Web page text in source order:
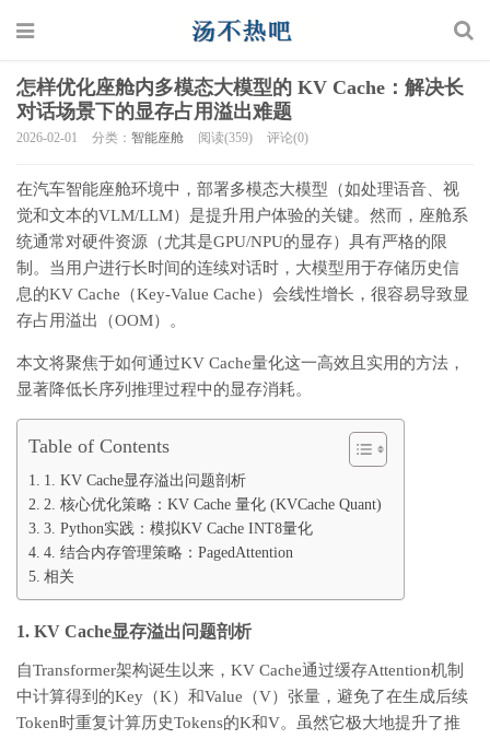
怎样优化座舱内多模态大模型的 KV Cache：解决长
对话场景下的显存占用溢出难题
2026-02-01 分类： 智能座舱 阅读(359) 评论(0)
在汽车智能座舱环境中，部署多模态大模型（如处理语音、视
觉和文本的VLM/LLM）是提升用户体验的关键。然而，座舱系
统通常对硬件资源（尤其是GPU/NPU的显存）具有严格的限
制。当用户进行长时间的连续对话时，大模型用于存储历史信
息的KV Cache（Key-Value Cache）会线性增长，很容易导致显
存占用溢出（OOM）。
本文将聚焦于如何通过KV Cache量化这一高效且实用的方法，
显著降低长序列推理过程中的显存消耗。
Table of Contents
1. KV Cache显存溢出问题剖析
2. 核心优化策略：KV Cache 量化 (KVCache Quant)
3. Python实践：模拟KV Cache INT8量化
4. 结合内存管理策略：PagedAttention
相关
1. KV Cache显存溢出问题剖析
自Transformer架构诞生以来，KV Cache通过缓存Attention机制
中计算得到的Key（K）和Value（V）张量，避免了在生成后续
Token时重复计算历史Tokens的K和V。虽然它极大地提升了推